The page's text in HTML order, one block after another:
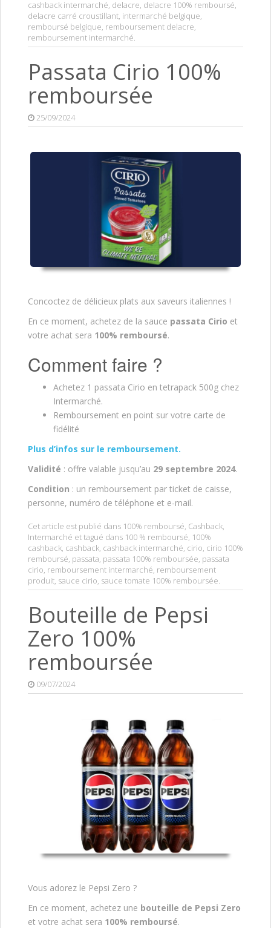
cashback intermarché, delacre, delacre 100% remboursé,
delacre carré croustillant, intermarché belgique,
remboursé belgique, remboursement delacre,
remboursement intermarché.
Passata Cirio 100%
remboursée
25/09/2024
Concoctez de délicieux plats aux saveurs italiennes !
En ce moment, achetez de la sauce passata Cirio et
votre achat sera 100% remboursé.
Comment faire ?
Achetez 1 passata Cirio en tetrapack 500g chez
Intermarché.
Remboursement en point sur votre carte de
fidélité
Plus d’infos sur le remboursement.
Validité : offre valable jusqu’au 29 septembre 2024.
Condition : un remboursement par ticket de caisse,
personne, numéro de téléphone et e-mail.
Cet article est publié dans 100% remboursé, Cashback,
Intermarché et tagué dans 100 % remboursé, 100%
cashback, cashback, cashback intermarché, cirio, cirio 100%
remboursé, passata, passata 100% remboursée, passata
cirio, remboursement intermarché, remboursement
produit, sauce cirio, sauce tomate 100% remboursée.
Bouteille de Pepsi
Zero 100%
remboursée
09/07/2024
Vous adorez le Pepsi Zero ?
En ce moment, achetez une bouteille de Pepsi Zero
et votre achat sera 100% remboursé.